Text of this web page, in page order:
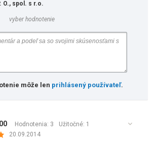
O., spol. s r.o.
vyber hodnotenie
môže len prihlásený používateľ.
Hodnotenia: 3 Užitočné: 1
20.09.2014